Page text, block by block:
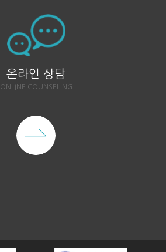
온라인 상담
ONLINE COUNSELING